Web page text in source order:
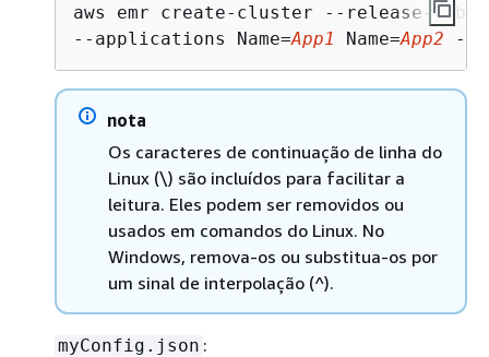
aws emr create-cluster --release-
--applications Name=App1 Name=App2 --
nota
Os caracteres de continuação de linha do
Linux (\) são incluídos para facilitar a
leitura. Eles podem ser removidos ou
usados ​​em comandos do Linux. No
Windows, remova-os ou substitua-os por
um sinal de interpolação (^).
myConfig.json :